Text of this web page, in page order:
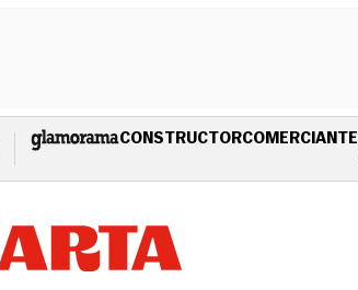
CONSTRUCTORCOMERCIANTE